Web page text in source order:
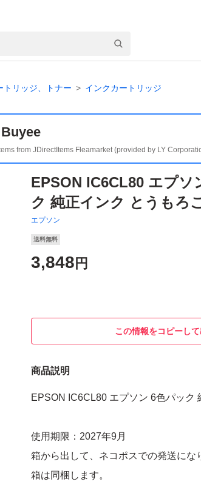
トリッジ、トナー インクカートリッジ
from JDirectItems Fleamarket (provided by LY
EPSON IC6CL80 エプソ
ク 純正インク とうもろ
エプソン
送料無料
3,848 円
この情報をコピーし
商品説明
EPSON IC6CL80 エプソン 6色パック
使用期限：2027年9月
箱から出して、ネコポスでの発送にな
箱は同梱します。